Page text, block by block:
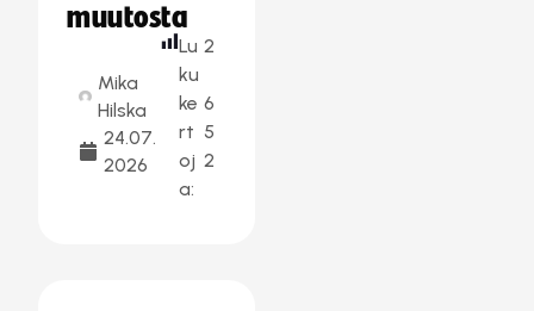
muutosta
Mika
Hilska
24.07.
2026
Lu
ku
ke
rt
oj
a:
2
6
5
2